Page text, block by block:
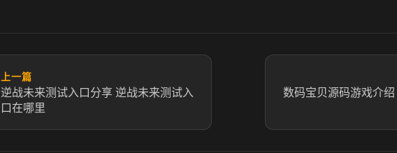
上一篇
逆战未来测试入口分享 逆战未来测试入
口在哪里
数码宝贝源码游戏介